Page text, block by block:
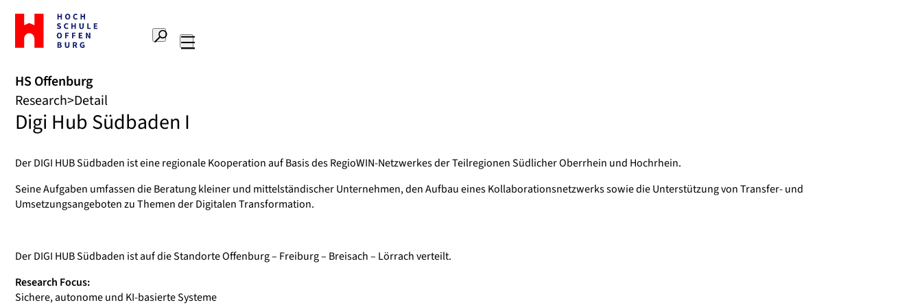
To
the
home
Offenburg
University
of
Applied
Sciences
Search
HS Offenburg
Research Detail
Digi Hub Südbaden I
Der DIGI HUB Südbaden ist eine regionale Kooperation auf Basis des RegioWIN-Netzwerkes der Teilregionen Südlicher Oberrhein und Hochrhein.
Seine Aufgaben umfassen die Beratung kleiner und mittelständischer Unternehmen, den Aufbau eines Kollaborationsnetzwerks sowie die Unterstützung von Transfer- und
Umsetzungsangeboten zu Themen der Digitalen Transformation.
Der DIGI HUB Südbaden ist auf die Standorte Offenburg – Freiburg – Breisach – Lörrach verteilt.
Research Focus:
Sichere, autonome und KI-basierte Systeme